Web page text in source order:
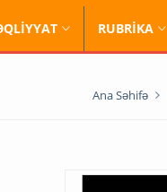
RUBRİKA
Ana Səhifə